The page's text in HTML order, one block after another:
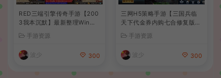
RED三端引擎传奇手游【200
3我本沉默】最新整理Win系
服务端+安卓苹果PC三端+详
细搭建教程
手游资源
波少 300
三网H5策略手游【三国兵临
天下代金券内购七合修复版】
最新整理单机一键即玩镜像端
+Linux手工服务端+管理后台
+GM授权后台+简易安卓客户
端+详细搭建教程+视频教程
手游资源
波少 300